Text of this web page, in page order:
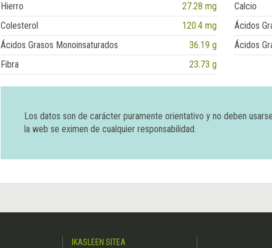
Hierro
27.28 mg Calcio
Colesterol
120.4 mg Ácidos
Ácidos Grasos Monoinsaturados
36.19 g Ácidos
Fibra
23.73 g
Los datos son de carácter puramente orientativo y no deben
la web se eximen de cualquier responsabilidad.
IKASLEEN SITEA